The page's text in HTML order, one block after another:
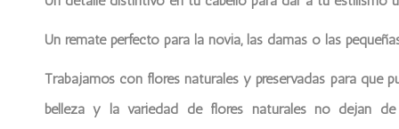
Un remate perfecto para la novia, las damas o las
Trabajamos con flores naturales y preservadas para que
belleza y la variedad de flores naturales no dejan de